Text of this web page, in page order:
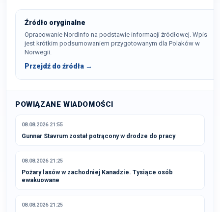
Źródło oryginalne
Opracowanie NordInfo na podstawie informacji źródłowej. Wpis
jest krótkim podsumowaniem przygotowanym dla Polaków w
Norwegii.
Przejdź do źródła →
POWIĄZANE WIADOMOŚCI
08.08.2026 21:55
Gunnar Stavrum został potrącony w drodze do pracy
08.08.2026 21:25
Pożary lasów w zachodniej Kanadzie. Tysiące osób
ewakuowane
08.08.2026 21:25